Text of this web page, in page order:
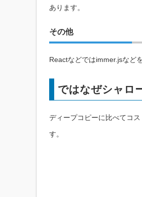
あります。
その他
Reactなどではimmer.jsなど
ではなぜシャロ
ディープコピーに比べてコ
す。